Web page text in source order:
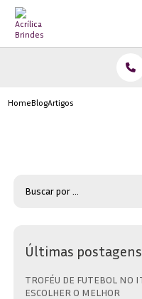
HomeBlogArtigos
Últimas postagens
TROFÉU DE FUTEBOL NO ITAIM BIBI: GUIA COMPLETO PARA
ESCOLHER O MELHOR